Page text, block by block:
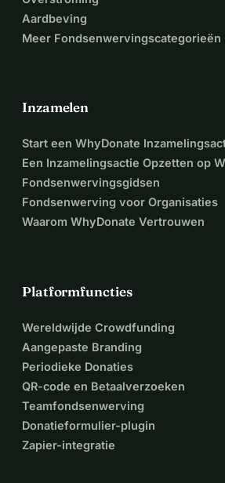
Aardbeving
Meer Fondsenwervingscategorieën
Inzamelen
Start een WhyDonate
Een Inzamelingsactie Opzetten op
Fondsenwervingsgidsen
Fondsenwerving voor Organisaties
Waarom WhyDonate Vertrouwen
Platformfuncties
Wereldwijde Crowdfunding
Aangepaste Branding
Periodieke Donaties
QR-code en Betaalverzoeken
Teamfondsenwerving
Donatieformulier-plugin
Zapier-integratie